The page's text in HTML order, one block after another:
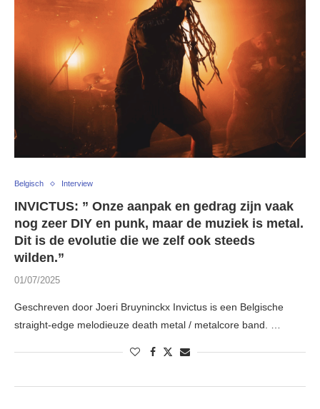
Belgisch Interview
INVICTUS: ” Onze aanpak en gedrag zijn vaak
nog zeer DIY en punk, maar de muziek is metal.
Dit is de evolutie die we zelf ook steeds
wilden.”
01/07/2025
Geschreven door Joeri Bruyninckx Invictus is een Belgische
straight-edge melodieuze death metal / metalcore band. …